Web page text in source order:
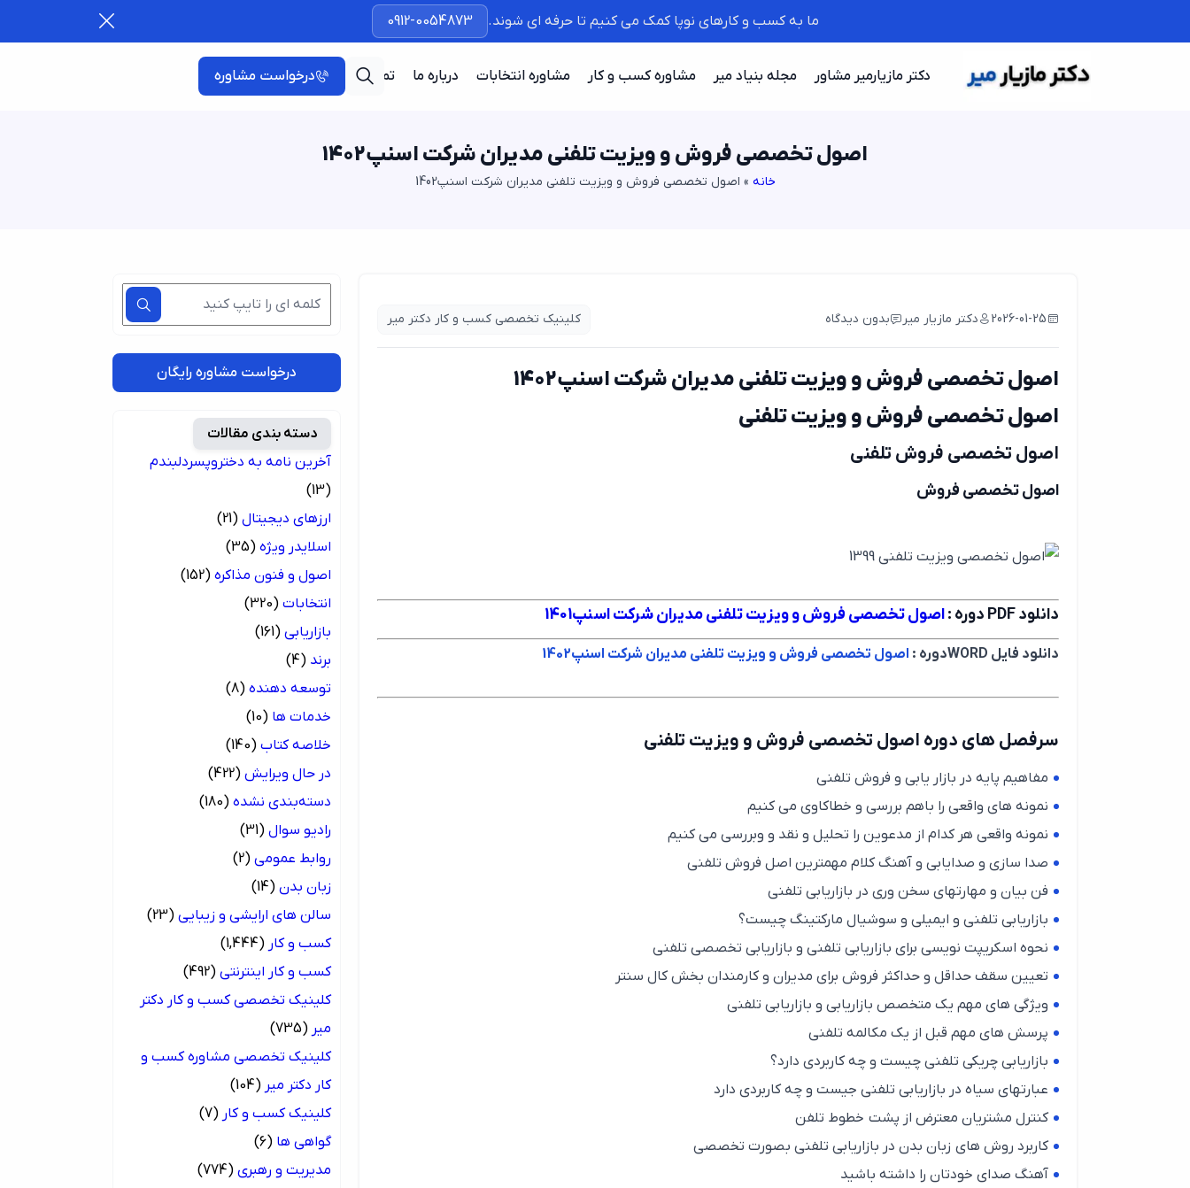
ما به کسب و کارهای نوپا کمک می کنیم تا حرفه ای شوند. 0912-0054873
دکتر مازیارمیر مشاور مجله بنیاد میر مشاوره کسب و کار مشاوره انتخابات درباره ما تماس با ما درخواست مشاوره
اصول تخصصی فروش و ویزیت تلفنی مدیران شرکت اسنپ1402
خانه » اصول تخصصی فروش و ویزیت تلفنی مدیران شرکت اسنپ1402
2026-01-25 دکتر مازیار میر بدون دیدگاه کلینیک تخصصی کسب و کار دکتر میر
اصول تخصصی فروش و ویزیت تلفنی مدیران شرکت اسنپ1402
اصول تخصصی فروش و ویزیت تلفنی
اصول تخصصی فروش تلفنی
اصول تخصصی فروش
دانلود PDF دوره : اصول تخصصی فروش و ویزیت تلفنی مدیران شرکت اسنپ1401
دانلود فایل WORDدوره : اصول تخصصی فروش و ویزیت تلفنی مدیران شرکت اسنپ1402
سرفصل های دوره اصول تخصصی فروش و ویزیت تلفنی
مفاهیم پایه در بازار یابی و فروش تلفنی
نمونه های واقعی را باهم بررسی و خطاکاوی می کنیم
نمونه واقعی هر کدام از مدعوین را تحلیل و نقد و وبررسی می کنیم
صدا سازی و صدایابی و آهنگ کلام مهمترین اصل فروش تلفنی
فن بیان و مهارتهای سخن وری در بازاریابی تلفنی
بازاریابی تلفنی و ایمیلی و سوشیال مارکتینگ چیست؟
نحوه اسکریپت نویسی برای بازاریابی تلفنی و بازاریابی تخصصی تلفنی
تعیین سقف حداقل و حداکثر فروش برای مدیران و کارمندان بخش کال سنتر
ویژگی های مهم یک متخصص بازاریابی و بازاریابی تلفنی
پرسش های مهم قبل از یک مکالمه تلفنی
بازاریابی چریکی تلفنی چیست و چه کاربردی دارد؟
عبارتهای سیاه در بازاریابی تلفنی جیست و چه کاربردی دارد
کنترل مشتریان معترض از پشت خطوط تلفن
کاربرد روش های زبان بدن در بازاریابی تلفنی بصورت تخصصی
آهنگ صدای خودتان را داشته باشید
درخواست مشاوره رایگان
دسته بندی مقالات
آخرین نامه به دختروپسردلبندم
(13)
ارزهای دیجیتال (21)
اسلایدر ویژه (35)
اصول و فنون مذاکره (152)
انتخابات (320)
بازاریابی (161)
برند (4)
توسعه دهنده (8)
خدمات ها (10)
خلاصه کتاب (140)
در حال ویرایش (422)
دسته‌بندی نشده (180)
رادیو سوال (31)
روابط عمومی (2)
زبان بدن (14)
سالن های ارایشی و زیبایی (23)
کسب و کار (1,444)
کسب و کار اینترنتی (492)
کلینیک تخصصی کسب و کار دکتر
میر (735)
کلینیک تخصصی مشاوره کسب و
کار دکتر میر (104)
کلینیک کسب و کار (7)
گواهی ها (6)
مدیریت و رهبری (774)